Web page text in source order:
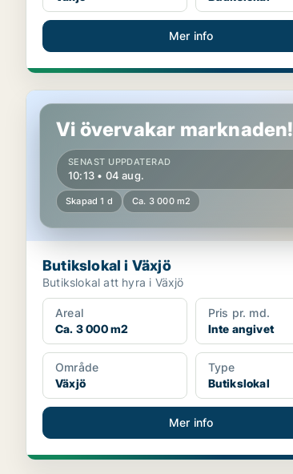
Mer info
Butikslokal i Växjö
Vi övervakar marknaden!
SENAST UPPDATERAD
10:13 • 04 aug.
Skapad 1 d Ca. 3 000 m2
Butikslokal i Växjö
Butikslokal att hyra i Växjö
Areal
Ca. 3 000 m2
Pris pr. md.
Inte angivet
Område
Växjö
Type
Butikslokal
Mer info